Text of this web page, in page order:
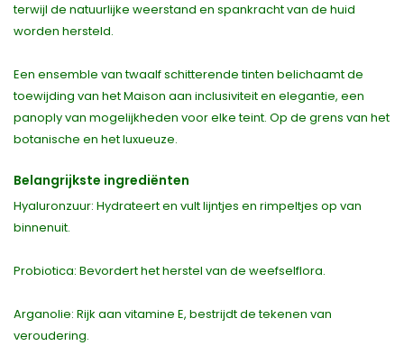
terwijl de natuurlijke weerstand en spankracht van de huid
worden hersteld.
Een ensemble van twaalf schitterende tinten belichaamt de
toewijding van het Maison aan inclusiviteit en elegantie, een
panoply van mogelijkheden voor elke teint. Op de grens van het
botanische en het luxueuze.
Belangrijkste ingrediënten
Hyaluronzuur: Hydrateert en vult lijntjes en rimpeltjes op van
binnenuit.
Probiotica: Bevordert het herstel van de weefselflora.
Arganolie: Rijk aan vitamine E, bestrijdt de tekenen van
veroudering.